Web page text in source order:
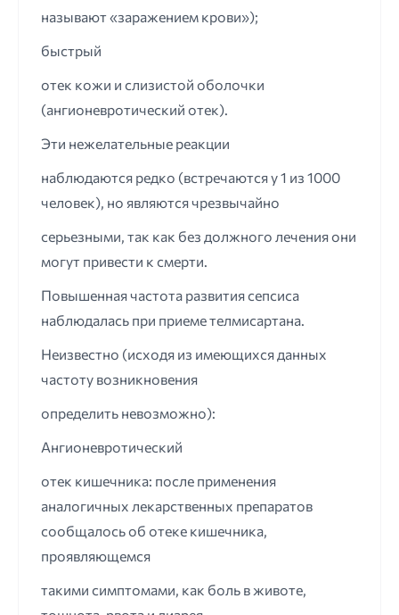
называют «заражением крови»);
быстрый
отек кожи и слизистой оболочки
(ангионевротический отек).
Эти нежелательные реакции
наблюдаются редко (встречаются у 1 из 1000
человек), но являются чрезвычайно
серьезными, так как без должного лечения они
могут привести к смерти.
Повышенная частота развития сепсиса
наблюдалась при приеме телмисартана.
Неизвестно (исходя из имеющихся данных
частоту возникновения
определить невозможно):
Ангионевротический
отек кишечника: после применения
аналогичных лекарственных препаратов
сообщалось об отеке кишечника,
проявляющемся
такими симптомами, как боль в животе,